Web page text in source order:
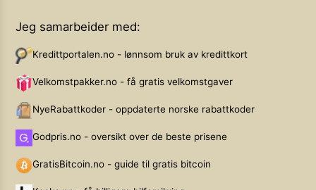
Jeg samarbeider med:
Kredittportalen.no - lønnsom bruk av kredittkort
Velkomstpakker.no - få gratis velkomstgaver
NyeRabattkoder - oppdaterte norske rabattkoder
Godpris.no - oversikt over de beste prisene
GratisBitcoin.no - guide til gratis bitcoin